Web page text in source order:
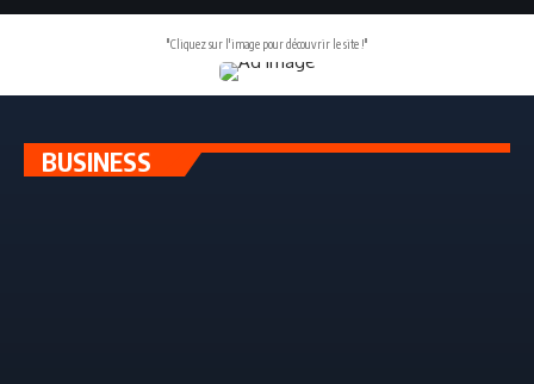
"Cliquez sur l'image pour découvrir le site !"
BUSINESS